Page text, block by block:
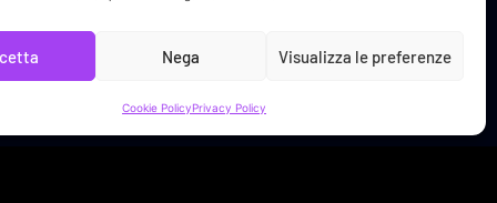
Nega Visualizza le preferenze
Cookie PolicyPrivacy Policy